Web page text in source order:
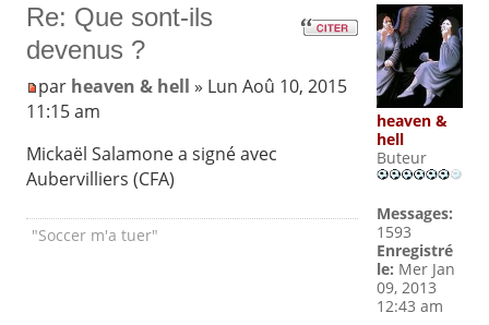
Re: Que sont-ils
devenus ?
par heaven & hell » Lun Aoû 10, 2015
11:15 am
Mickaël Salamone a signé avec
Aubervilliers (CFA)
"Soccer m'a tuer"
heaven &
hell
Buteur
Messages:
1593
Enregistré
le: Mer Jan
09, 2013
12:43 am